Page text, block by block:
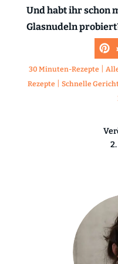
Und habt ihr schon
Glasnudeln
30 Minuten-Rezepte
Rezepte
Schnelle